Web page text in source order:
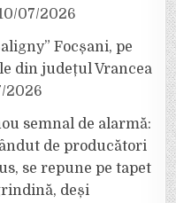
07/2026
Focșani, pe
din județul Vrancea
2026
semnal de alarmă:
de producători
se repune pe tapet
deși